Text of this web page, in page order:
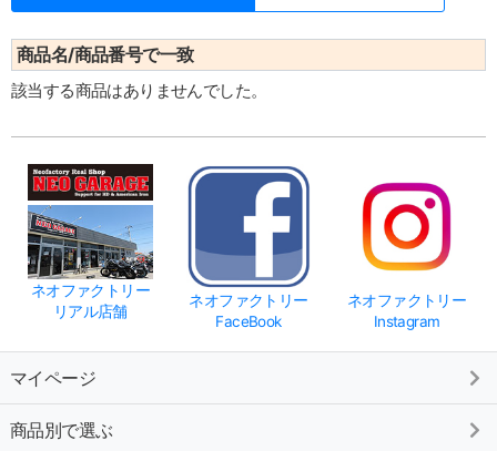
商品名/商品番号で一致
該当する商品はありませんでした。
ネオファクトリー
リアル店舗
ネオファクトリー
FaceBook
ネオファクトリー
Instagram
マイページ
商品別で選ぶ